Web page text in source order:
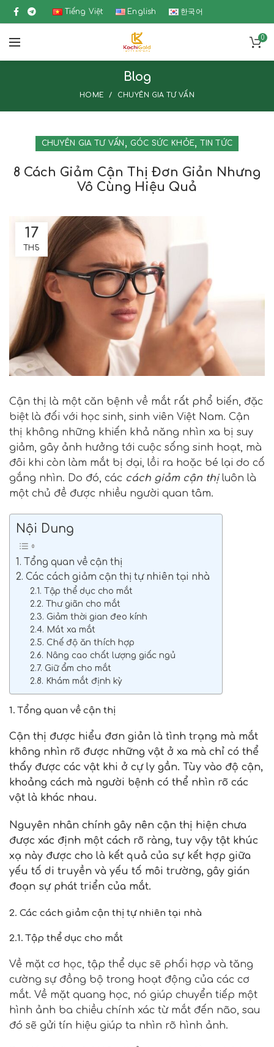
Tiếng Việt English 한국어
0
Blog
HOME CHUYÊN GIA TƯ VẤN
CHUYÊN GIA TƯ VẤN , GÓC SỨC KHỎE, TIN TỨC
8 Cách Giảm Cận Thị Đơn Giản Nhưng
Vô Cùng Hiệu Quả
17
TH5
Cận thị là một căn bệnh về mắt rất phổ biến, đặc
biệt là đối với học sinh, sinh viên Việt Nam. Cận
thị không những khiến khả năng nhìn xa bị suy
giảm, gây ảnh hưởng tới cuộc sống sinh hoạt, mà
đôi khi còn làm mắt bị dại, lồi ra hoặc bé lại do cố
gắng nhìn. Do đó, các cách giảm cận thịluôn là
một chủ đề được nhiều người quan tâm.
Nội Dung
1. Tổng quan về cận thị
2. Các cách giảm cận thị tự nhiên tại nhà
2.1. Tập thể dục cho mắt
2.2. Thư giãn cho mắt
2.3. Giảm thời gian đeo kính
2.4. Mát xa mắt
2.5. Chế độ ăn thích hợp
2.6. Nâng cao chất lượng giấc ngủ
2.7. Giữ ẩm cho mắt
2.8. Khám mắt định kỳ
1. Tổng quan về cận thị
Cận thị được hiểu đơn giản là tình trạng mà mắt
không nhìn rõ được những vật ở xa mà chỉ có thể
thấy được các vật khi ở cự ly gần. Tùy vào độ cận,
khoảng cách mà người bệnh có thể nhìn rõ các
vật là khác nhau.
Nguyên nhân chính gây nên cận thị hiện chưa
được xác định một cách rõ ràng, tuy vậy tật khúc
xạ này được cho là kết quả của sự kết hợp giữa
yếu tố di truyền và yếu tố môi trường, gây gián
đoạn sự phát triển của mắt.
2. Các cách giảm cận thị tự nhiên tại nhà
2.1. Tập thể dục cho mắt
Về mặt cơ học, tập thể dục sẽ phối hợp và tăng
cường sự đồng bộ trong hoạt động của các cơ
mắt. Về mặt quang học, nó giúp chuyển tiếp một
hình ảnh ba chiều chính xác từ mắt đến não, sau
đó sẽ gửi tín hiệu giúp ta nhìn rõ hình ảnh.